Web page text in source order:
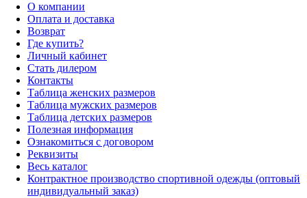
О компании
Оплата и доставка
Возврат
Где купить?
Личный кабинет
Стать дилером
Контакты
Таблица женских размеров
Таблица мужских размеров
Таблица детских размеров
Полезная информация
Ознакомиться с договором
Реквизиты
Весь каталог
Контрактное производство спортивной одежды (оптовый
индивидуальный заказ)